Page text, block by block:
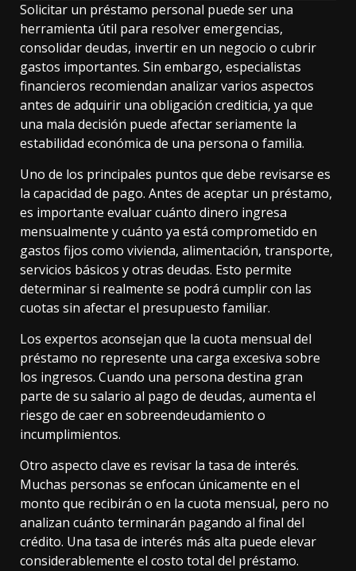
Solicitar un préstamo personal puede ser una
herramienta útil para resolver emergencias,
consolidar deudas, invertir en un negocio o cubrir
gastos importantes. Sin embargo, especialistas
financieros recomiendan analizar varios aspectos
antes de adquirir una obligación crediticia, ya que
una mala decisión puede afectar seriamente la
estabilidad económica de una persona o familia.
Uno de los principales puntos que debe revisarse es
la capacidad de pago. Antes de aceptar un préstamo,
es importante evaluar cuánto dinero ingresa
mensualmente y cuánto ya está comprometido en
gastos fijos como vivienda, alimentación, transporte,
servicios básicos y otras deudas. Esto permite
determinar si realmente se podrá cumplir con las
cuotas sin afectar el presupuesto familiar.
Los expertos aconsejan que la cuota mensual del
préstamo no represente una carga excesiva sobre
los ingresos. Cuando una persona destina gran
parte de su salario al pago de deudas, aumenta el
riesgo de caer en sobreendeudamiento o
incumplimientos.
Otro aspecto clave es revisar la tasa de interés.
Muchas personas se enfocan únicamente en el
monto que recibirán o en la cuota mensual, pero no
analizan cuánto terminarán pagando al final del
crédito. Una tasa de interés más alta puede elevar
considerablemente el costo total del préstamo.